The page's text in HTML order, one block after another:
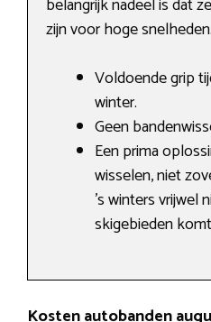
belangrijk nadeel is dat
zijn voor hoge snelheden.
Voldoende grip
winter.
Geen
Een prima
wisselen, niet
’s winters vrijwel
skigebieden